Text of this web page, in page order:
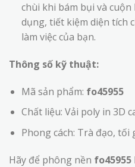
chùi khi bám bụi và
dụng, tiết kiệm diện tích
làm việc của bạn.
Thông số kỹ thuật:
Mã sản phẩm: fo45955
Chất liệu: Vải poly in 3D
Phong cách: Trà đạo,
Hãy để phông nền fo45955